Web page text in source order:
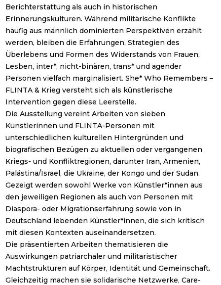
Berichterstattung als auch in historischen
Erinnerungskulturen. Während militärische Konflikte
häufig aus männlich dominierten Perspektiven erzählt
werden, bleiben die Erfahrungen, Strategien des
Überlebens und Formen des Widerstands von Frauen,
Lesben, inter*, nicht-binären, trans* und agender
Personen vielfach marginalisiert. She* Who Remembers –
FLINTA & Krieg versteht sich als künstlerische
Intervention gegen diese Leerstelle.
Die Ausstellung vereint Arbeiten von sieben
Künstlerinnen und FLINTA-Personen mit
unterschiedlichen kulturellen Hintergründen und
biografischen Bezügen zu aktuellen oder vergangenen
Kriegs- und Konfliktregionen, darunter Iran, Armenien,
Palästina/Israel, die Ukraine, der Kongo und der Sudan.
Gezeigt werden sowohl Werke von Künstler*innen aus
den jeweiligen Regionen als auch von Personen mit
Diaspora- oder Migrationserfahrung sowie von in
Deutschland lebenden Künstler*innen, die sich kritisch
mit diesen Kontexten auseinandersetzen.
Die präsentierten Arbeiten thematisieren die
Auswirkungen patriarchaler und militaristischer
Machtstrukturen auf Körper, Identität und Gemeinschaft.
Gleichzeitig machen sie solidarische Netzwerke, Care-